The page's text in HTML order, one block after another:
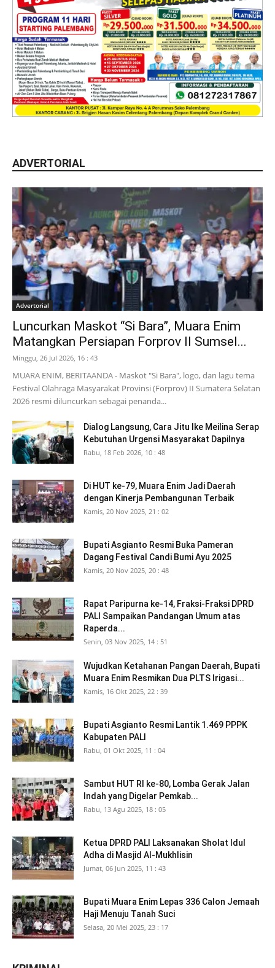
ADVERTORIAL
Advertorial
Luncurkan Maskot “Si Bara”, Muara Enim
Matangkan Persiapan Forprov II Sumsel...
Minggu, 26 Jul 2026, 16 : 43
MUARA ENIM, BERITAANDA - Maskot "Si Bara", logo, dan lagu tema
Festival Olahraga Masyarakat Provinsi (Forprov) II Sumatera Selatan
2026 resmi diluncurkan sebagai penanda...
Dialog Langsung, Cara Jitu Ike Meilina Serap
Kebutuhan Urgensi Masyarakat Dapilnya
Rabu, 18 Feb 2026, 10 : 48
Di HUT ke-79, Muara Enim Jadi Daerah
dengan Kinerja Pembangunan Terbaik
Kamis, 20 Nov 2025, 21 : 02
Bupati Asgianto Resmi Buka Pameran
Dagang Festival Candi Bumi Ayu 2025
Kamis, 20 Nov 2025, 20 : 48
Rapat Paripurna ke-14, Fraksi-Fraksi DPRD
PALI Sampaikan Pandangan Umum atas
Raperda...
Senin, 03 Nov 2025, 14 : 51
Wujudkan Ketahanan Pangan Daerah, Bupati
Muara Enim Resmikan Dua PLTS Irigasi...
Kamis, 16 Okt 2025, 22 : 39
Bupati Asgianto Resmi Lantik 1.469 PPPK
Kabupaten PALI
Rabu, 01 Okt 2025, 11 : 04
Sambut HUT RI ke-80, Lomba Gerak Jalan
Indah yang Digelar Pemkab...
Rabu, 13 Agu 2025, 18 : 05
Ketua DPRD PALI Laksanakan Sholat Idul
Adha di Masjid Al-Mukhlisin
Jumat, 06 Jun 2025, 11 : 43
Bupati Muara Enim Lepas 336 Calon Jemaah
Haji Menuju Tanah Suci
Selasa, 20 Mei 2025, 23 : 17